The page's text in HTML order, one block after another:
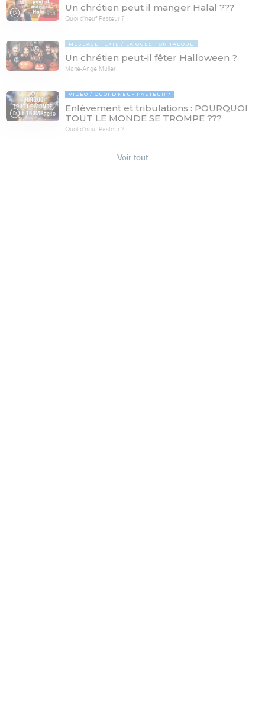
17:21
Un chrétien peut il manger Halal ???
Quoi d'neuf Pasteur ?
MESSAGE TEXTE LA QUESTION TABOUE
Un chrétien peut-il fêter Halloween ?
Marie-Ange Muller
78:19
VIDÉO QUOI D'NEUF PASTEUR ?
Enlèvement et tribulations : POURQUOI
TOUT LE MONDE SE TROMPE ???
Quoi d'neuf Pasteur ?
Voir tout